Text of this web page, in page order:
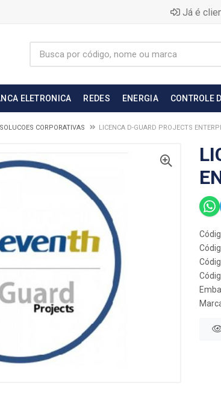
Já é
ELETRONICA REDES ENERGIA CONTROLE
CORPORATIVAS LICENCA D-GUARD PROJECTS